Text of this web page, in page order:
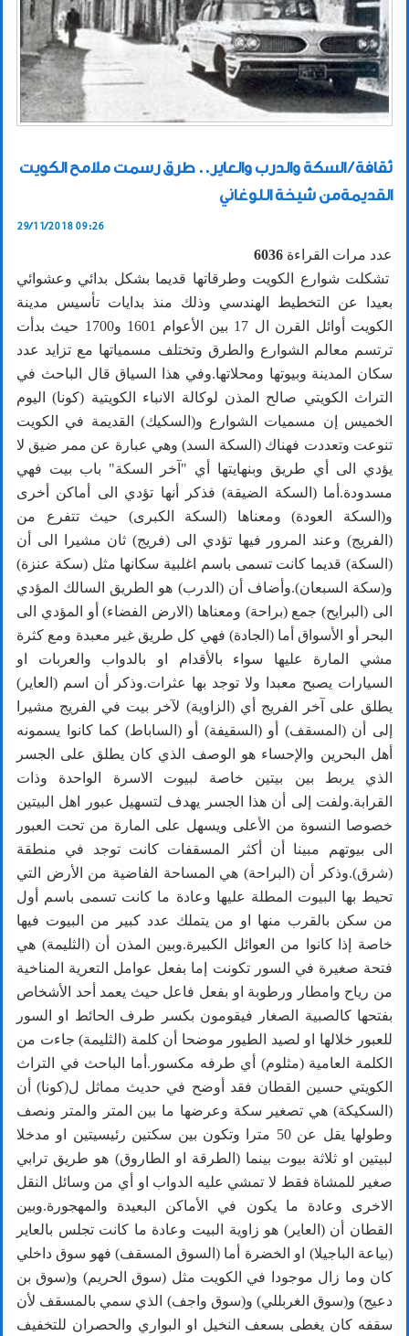
ثقافة / السكة والدرب والعاير.. طرق رسمت ملامح الكويت
القديمةمن شيخة اللوغاني
29/11/2018 09:26
عدد مرات القراءة 6036
تشكلت شوارع الكويت وطرقاتها قديما بشكل بدائي وعشوائي
بعيدا عن التخطيط الهندسي وذلك منذ بدايات تأسيس مدينة
الكويت أوائل القرن ال 17 بين الأعوام 1601 و1700 حيث بدأت
ترتسم معالم الشوارع والطرق وتختلف مسمياتها مع تزايد عدد
سكان المدينة وبيوتها ومحلاتها.وفي هذا السياق قال الباحث في
التراث الكويتي صالح المذن لوكالة الانباء الكويتية (كونا) اليوم
الخميس إن مسميات الشوارع و(السكيك) القديمة في الكويت
تنوعت وتعددت فهناك (السكة السد) وهي عبارة عن ممر ضيق لا
يؤدي الى أي طريق وبنهايتها أي "آخر السكة" باب بيت فهي
مسدودة.أما (السكة الضيقة) فذكر أنها تؤدي الى أماكن أخرى
و(السكة العودة) ومعناها (السكة الكبرى) حيث تتفرع من
(الفريج) وعند المرور فيها تؤدي الى (فريج) ثان مشيرا الى أن
(السكة) قديما كانت تسمى باسم اغلبية سكانها مثل (سكة عنزة)
و(سكة السبعان).وأضاف أن (الدرب) هو الطريق السالك المؤدي
الى (البرايح) جمع (براحة) ومعناها (الارض الفضاء) أو المؤدي الى
البحر أو الأسواق أما (الجادة) فهي كل طريق غير معبدة ومع كثرة
مشي المارة عليها سواء بالأقدام او بالدواب والعربات او
السيارات يصبح معبدا ولا توجد بها عثرات.وذكر أن اسم (العاير)
يطلق على آخر الفريج أي (الزاوية) لآخر بيت في الفريج مشيرا
إلى أن (المسقف) أو (السقيفة) أو (الساباط) كما كانوا يسمونه
أهل البحرين والإحساء هو الوصف الذي كان يطلق على الجسر
الذي يربط بين بيتين خاصة لبيوت الاسرة الواحدة وذات
القرابة.ولفت إلى أن هذا الجسر يهدف لتسهيل عبور اهل البيتين
خصوصا النسوة من الأعلى ويسهل على المارة من تحت العبور
الى بيوتهم مبينا أن أكثر المسقفات كانت توجد في منطقة
(شرق).وذكر أن (البراحة) هي المساحة الفاضية من الأرض التي
تحيط بها البيوت المطلة عليها وعادة ما كانت تسمى باسم أول
من سكن بالقرب منها او من يتملك عدد كبير من البيوت فيها
خاصة إذا كانوا من العوائل الكبيرة.وبين المذن أن (الثليمة) هي
فتحة صغيرة في السور تكونت إما بفعل عوامل التعرية المناخية
من رياح وامطار ورطوبة او بفعل فاعل حيث يعمد أحد الأشخاص
بفتحها كالصبية الصغار فيقومون بكسر طرف الحائط او السور
للعبور خلالها او لصيد الطيور موضحا أن كلمة (الثليمة) جاءت من
الكلمة العامية (مثلوم) أي طرفه مكسور.أما الباحث في التراث
الكويتي حسين القطان فقد أوضح في حديث مماثل ل(كونا) أن
(السكيكة) هي تصغير سكة وعرضها ما بين المتر والمتر ونصف
وطولها يقل عن 50 مترا وتكون بين سكتين رئيسيتين او مدخلا
لبيتين او ثلاثة بيوت بينما (الطرقة او الطاروق) هو طريق ترابي
صغير للمشاة فقط لا تمشي عليه الدواب او أي من وسائل النقل
الاخرى وعادة ما يكون في الأماكن البعيدة والمهجورة.وبين
القطان أن (العاير) هو زاوية البيت وعادة ما كانت تجلس بالعاير
(بياعة الباجيلا) او الخضرة أما (السوق المسقف) فهو سوق داخلي
كان وما زال موجودا في الكويت مثل (سوق الحريم) و(سوق بن
دعيج) و(سوق الغربللي) و(سوق واجف) الذي سمي بالمسقف لأن
سقفه كان يغطى بسعف النخيل او البواري والحصران للتخفيف